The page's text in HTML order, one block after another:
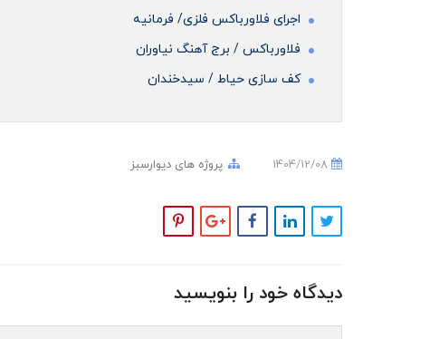
اجرای فلاورباکس فلزی/ فرمانیه
فلاورباکس / برج آهنگ نیاوران
کف سازی حیاط / سیدخندان
پروژه های دیوارسبز
دیدگاه خود را بنویسید